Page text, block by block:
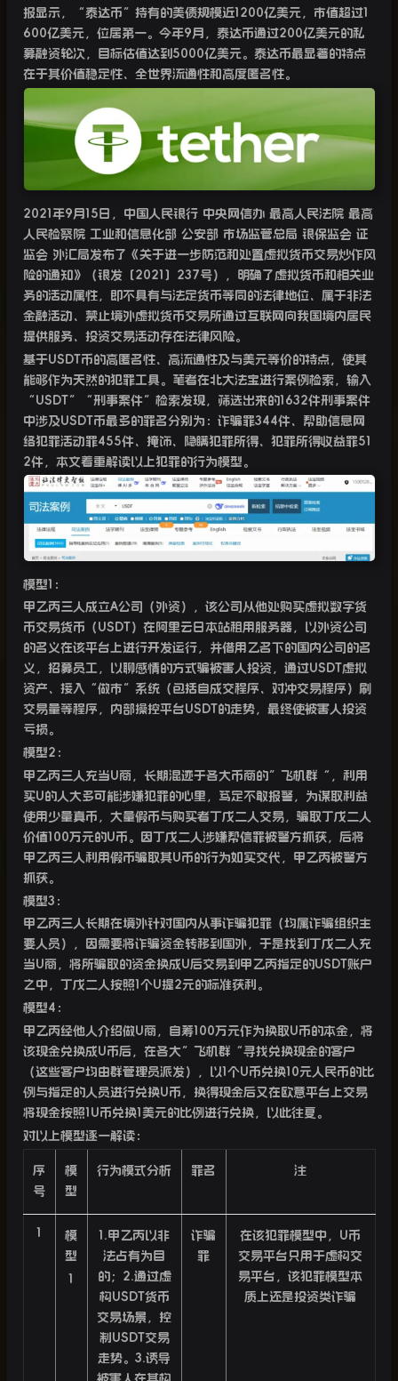
报显示，“泰达币”持有的美债规模近1200亿美元，市值超过1
600亿美元，位居第一。今年9月，泰达币通过200亿美元的私
募融资轮次，目标估值达到 5000亿美元。泰达币最显著的特点
在于其价值稳定性、全世界流通性和高度匿名性。
2021年9 月15日，中国人民银行 中央网信办 最高人民法院 最高
人民检察院 工业和信息化部 公安部 市场监管总局 银保监会 证
监会 外汇局发布了《关于进一步防范和处置虚拟货币交易炒作风
险的通知》（银发〔2021 〕 237号），明确了虚拟货币和相关业
务的活动属性，即不具有与法定货币等同的法律地位、属于非法
金融活动、禁止境外虚拟货币交易所通过互联网向我国境内居民
提供服务、投资交易活动存在法律风险。
基于USDT币的高匿名性、高流通性及与美元等价的特点，使其
能够作为天然的犯罪工具。笔者在北大法宝进行案例检索，输入
“ USDT”“刑事案件”检索发现，筛选出来的1632件刑事案件
中涉及USDT币最多的罪名分别为：诈骗罪344件、帮助信息网
络犯罪活动罪455件、掩饰、隐瞒犯罪所得、犯罪所得收益罪51
2件，本文着重解读以上犯罪的行为模型。
模型1 ：
甲乙丙三人成立A公司（外资），该公司从他处购买虚拟数字货
币交易货币（ USDT）在阿里云日本站租用服务器，以外资公司
的名义在该平台上进行开发运行，并借用乙名下的国内公司的名
义，招募员工，以聊感情的方式骗被害人投资，通过USDT虚拟
资产、接入“做市”系统（包括自成交程序、对冲交易程序）刷
交易量等程序，内部操控平台USDT的走势，最终使被害人投资
亏损。
模型2 ：
甲乙丙三人充当U商，长期混迹于各大币商的”飞机群“，利用
买U的人大多可能涉嫌犯罪的心里，笃定不敢报警，为谋取利益
使用少量真币，大量假币与购买者丁戊二人交易，骗取丁戊二人
价值100万元的U币。因丁戊二人涉嫌帮信罪被警方抓获，后将
甲乙丙三人利用假币骗取其U币的行为如实交代，甲乙丙被警方
抓获。
模型3 ：
甲乙丙三人长期在境外针对国内从事诈骗犯罪（均属诈骗组织主
要人员），因需要将诈骗资金转移到国外，于是找到丁戊二人充
当U商，将所骗取的资金换成U后交易到甲乙丙指定的USDT账户
之中，丁戊二人按照1 个U提2元的标准获利。
模型4 ：
甲乙丙经他人介绍做U商，自筹100万元作为换取U币的本金，将
该现金兑换成U币后，在各大”飞机群“寻找兑换现金的客户
（这些客户均由群管理员派发），以1 个U币兑换10元人民币的比
例与指定的人员进行兑换U币，换得现金后又在欧意平台上交易
将现金按照1U币兑换1 美元的比例进行兑换，以此往复。
对以上模型逐一解读：
序
号
模
型
行为模式分析 罪名 注
1
模
型
1
1.甲乙丙以非
法占有为目
的；
2.通过虚
构 USDT货币
交易场景，控
制 USDT交易
走势。 3.诱导
诈骗
罪
在该犯罪模型中， U币
交易平台只用于虚构交
易平台，该犯罪模型本
质上还是投资类诈骗